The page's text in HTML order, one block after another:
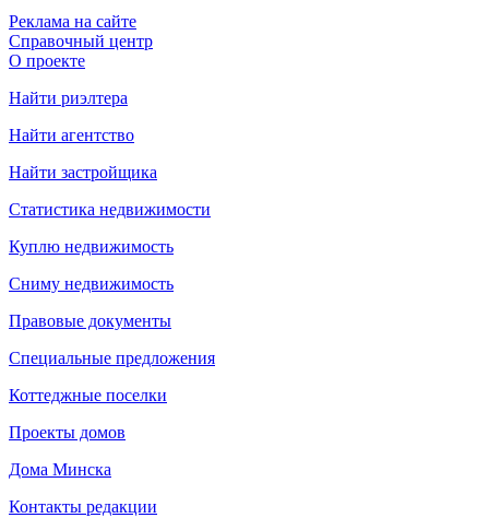
Реклама на сайте
Справочный центр
О проекте
Найти риэлтера
Найти агентство
Найти застройщика
Статистика недвижимости
Куплю недвижимость
Сниму недвижимость
Правовые документы
Специальные предложения
Коттеджные поселки
Проекты домов
Дома Минска
Контакты редакции